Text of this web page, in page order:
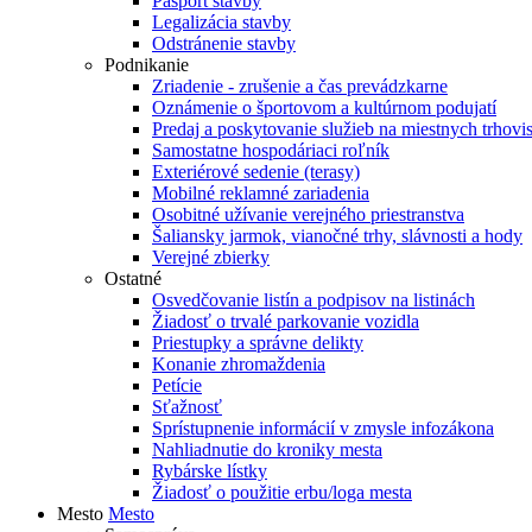
Legalizácia stavby
Odstránenie stavby
Podnikanie
Zriadenie - zrušenie a čas prevádzkarne
Oznámenie o športovom a kultúrnom podujatí
Predaj a poskytovanie služieb na miestnych
Samostatne hospodáriaci roľník
Exteriérové sedenie (terasy)
Mobilné reklamné zariadenia
Osobitné užívanie verejného priestranstva
Šaliansky jarmok, vianočné trhy, slávnosti a hody
Verejné zbierky
Ostatné
Osvedčovanie listín a podpisov na listinách
Žiadosť o trvalé parkovanie vozidla
Priestupky a správne delikty
Konanie zhromaždenia
Petície
Sťažnosť
Sprístupnenie informácií v zmysle infozákona
Nahliadnutie do kroniky mesta
Rybárske lístky
Žiadosť o použitie erbu/loga mesta
Mesto Mesto